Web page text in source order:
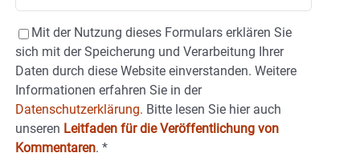
Mit der Nutzung dieses Formulars erklären Sie
sich mit der Speicherung und Verarbeitung Ihrer
Daten durch diese Website einverstanden. Weitere
Informationen erfahren Sie in der
Datenschutzerklärung. Bitte lesen Sie hier auch
unseren Leitfaden für die Veröffentlichung von
Kommentaren. *